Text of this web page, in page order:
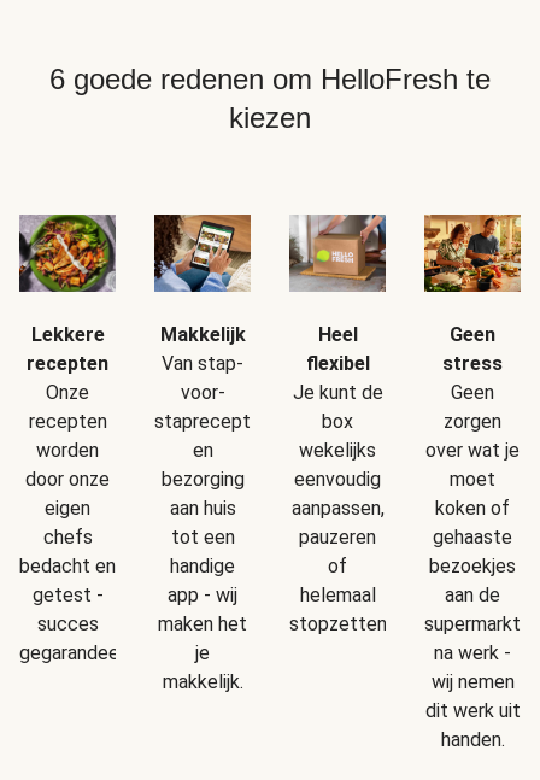
6 goede redenen om HelloFresh te
kiezen
Lekkere
recepten
Onze
recepten
worden
door onze
eigen
chefs
bedacht en
getest -
succes
gegarandeerd!
Makkelijk
Van stap-
voor-
staprecepten
en
bezorging
aan huis
tot een
handige
app - wij
maken het
je
makkelijk.
Heel
flexibel
Je kunt de
box
wekelijks
eenvoudig
aanpassen,
pauzeren
of
helemaal
stopzetten.
Geen
stress
Geen
zorgen
over wat je
moet
koken of
gehaaste
bezoekjes
aan de
supermarkt
na werk -
wij nemen
dit werk uit
handen.